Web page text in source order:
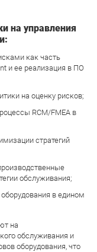
на управления
как часть
и ее реализация в ПО
на оценку рисков;
RCM/FMEA в
стратегий
обслуживания;
в едином
на
обслуживания и
оборудования, что